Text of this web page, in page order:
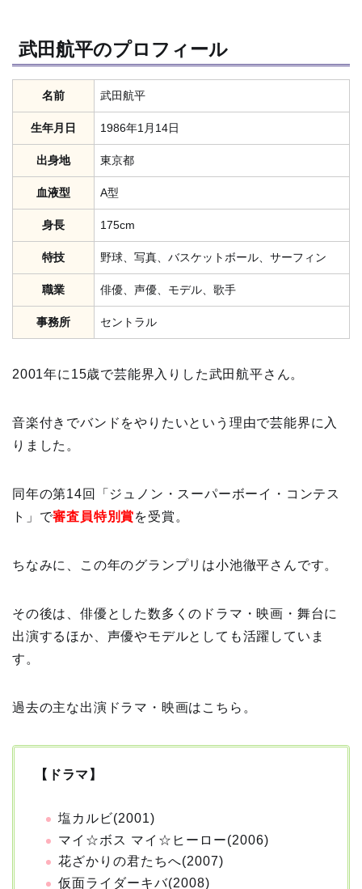
武田航平のプロフィール
名前 武田航平
生年月日 1986年1月14日
出身地 東京都
血液型 A型
身長 175cm
特技 野球、写真、バスケットボール、サーフィン
職業 俳優、声優、モデル、歌手
事務所 セントラル
2001年に15歳で芸能界入りした武田航平さん。
音楽付きでバンドをやりたいという理由で芸能界に入
りました。
同年の第14回「ジュノン・スーパーボーイ・コンテス
ト」で審査員特別賞を受賞。
ちなみに、この年のグランプリは小池徹平さんです。
その後は、俳優とした数多くのドラマ・映画・舞台に
出演するほか、声優やモデルとしても活躍していま
す。
過去の主な出演ドラマ・映画はこちら。
【ドラマ】
塩カルビ(2001)
マイ☆ボス マイ☆ヒーロー(2006)
花ざかりの君たちへ(2007)
仮面ライダーキバ(2008)